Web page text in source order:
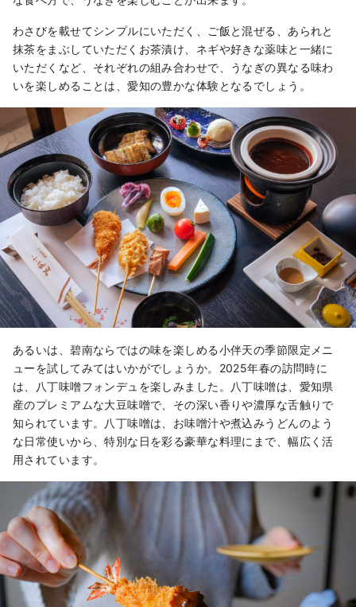
わさびを載せてシンプルにいただく、ご飯と混ぜる、あられと
抹茶をまぶしていただくお茶漬け、ネギや好きな薬味と一緒に
いただくなど、それぞれの組み合わせで、うなぎの異なる味わ
いを楽しめることは、愛知の豊かな体験となるでしょう。
あるいは、碧南ならではの味を楽しめる小伴天の季節限定メニ
ューを試してみてはいかがでしょうか。2025年春の訪問時に
は、八丁味噌フォンデュを楽しみました。八丁味噌は、愛知県
産のプレミアムな大豆味噌で、その深い香りや濃厚な舌触りで
知られています。八丁味噌は、お味噌汁や煮込みうどんのよう
な日常使いから、特別な日を彩る豪華な料理にまで、幅広く活
用されています。